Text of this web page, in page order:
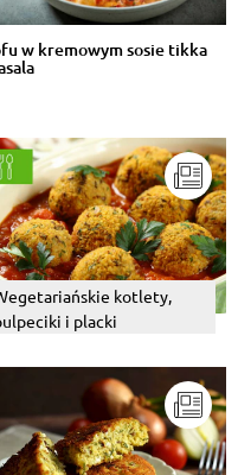
w kremowym sosie tikka
kotlety,
i placki